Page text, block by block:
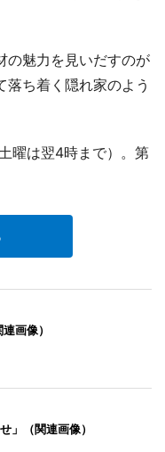
魅力を見いだすのが
ち着く隠れ家のよう
曜は翌4時まで）。第
画像）
」（関連画像）